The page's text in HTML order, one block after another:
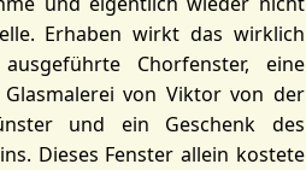
Erhaben wirkt das wirklich
Chorfenster, eine
von Viktor von der
und ein Geschenk des
Dieses Fenster allein kostete